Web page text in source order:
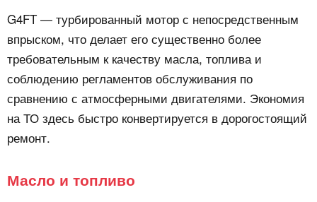
G4FT — турбированный мотор с непосредственным
впрыском, что делает его существенно более
требовательным к качеству масла, топлива и
соблюдению регламентов обслуживания по
сравнению с атмосферными двигателями. Экономия
на ТО здесь быстро конвертируется в дорогостоящий
ремонт.
Масло и топливо